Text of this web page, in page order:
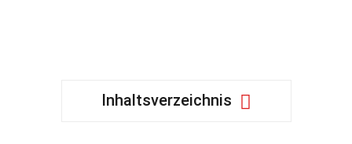
Inhaltsverzeichnis